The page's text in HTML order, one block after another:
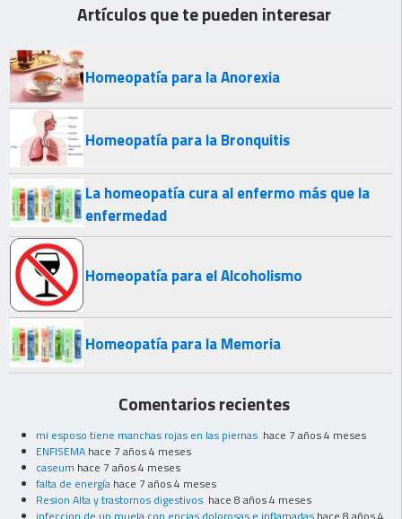
Artículos que te pueden interesar
Homeopatía para la Anorexia
Homeopatía para la Bronquitis
La homeopatía cura al enfermo más que la
enfermedad
Homeopatía para el Alcoholismo
Homeopatía para la Memoria
Comentarios recientes
mi esposo tiene manchas rojas en las piernas hace 7 años 4 meses
ENFISEMA hace 7 años 4 meses
caseum hace 7 años 4 meses
falta de energía hace 7 años 4 meses
Resion Alta y trastornos digestivos hace 8 años 4 meses